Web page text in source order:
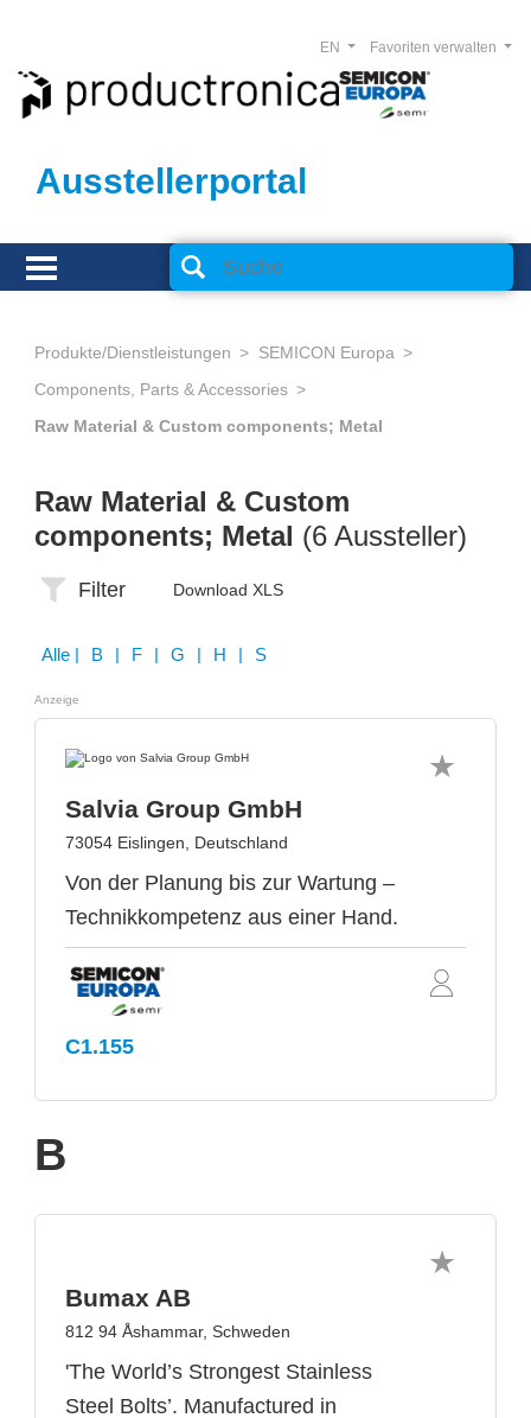
Ausstellerportal
Favoriten verwalten
EN
Produkte/Dienstleistungen
SEMICON Europa
Components, Parts & Accessories
Raw Material & Custom components; Metal
Raw Material & Custom
components; Metal (6 Aussteller)
Filter Download XLS
Alle | B | F | G | H | S
Anzeige
Salvia Group GmbH
73054 Eislingen, Deutschland
Von der Planung bis zur Wartung –
Technikkompetenz aus einer Hand.
C1.155
B
Bumax AB
812 94 Åshammar, Schweden
'The World’s Strongest Stainless
Steel Bolts’. Manufactured in